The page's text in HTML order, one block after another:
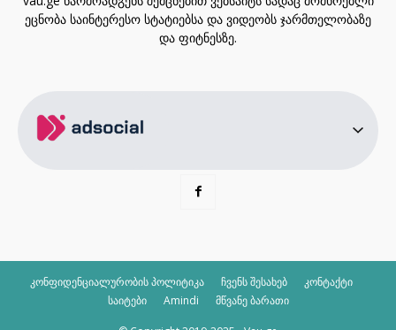
ეცნობა საინტერესო სტატიებსა და ვიდეობს ჯარმთელობაზე
და ფიტნესზე.
კონფიდენციალურობის პოლიტიკა ჩვენს შესახებ
კონტაქტი
საიტები
Amindi მწვანე ბარათი